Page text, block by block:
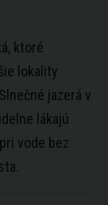
ktoré
lokality
jazerá v
lákajú
vode bez